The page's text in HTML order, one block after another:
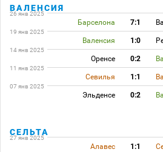
ВАЛЕНСИЯ
26 янв 2025
Барселона 7:1
19 янв 2025
Валенсия 1:0
14 янв 2025
Оренсе 0:2
11 янв 2025
Севилья 1:1
07 янв 2025
Эльденсе 0:2
СЕЛЬТА
27 янв 2025
Алавес 1:1